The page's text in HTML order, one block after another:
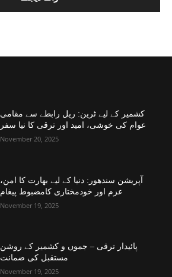
کشمیر کے لیے ٹرین: ریل رابطے سے مقامی
عوام کی خوشی، امید اور ترقی کا نیا سفر
November 20, 2025
آپریشن سندھور: دنیا کے لیے بھارت کا امن،
عزم اور خودمختاری کامضبوط پیغام
November 19, 2025
پائیدار ترقی – جموں و کشمیر کے روشن
مستقبل کی ضمانت
November 19, 2025